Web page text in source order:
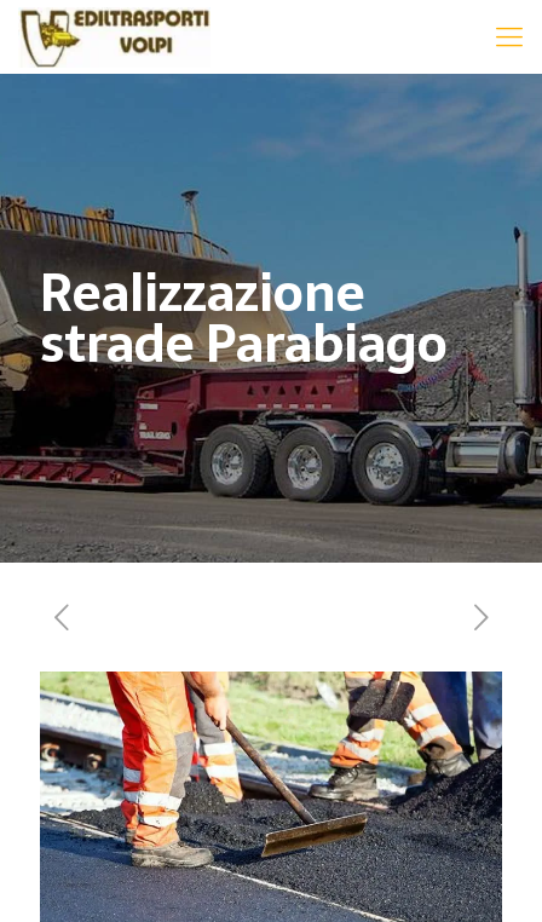
Realizzazione
strade Parabiago